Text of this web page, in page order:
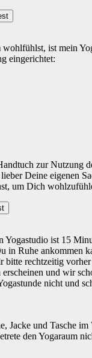
ist mein
eingerichtet:
zur Nutzung
Deine eigenen
um Dich
Yogastudio ist 15
in Ruhe ankommen
bitte rechtzeitig
und wir
nicht und
Jacke und Tasche im
den Yogaraum